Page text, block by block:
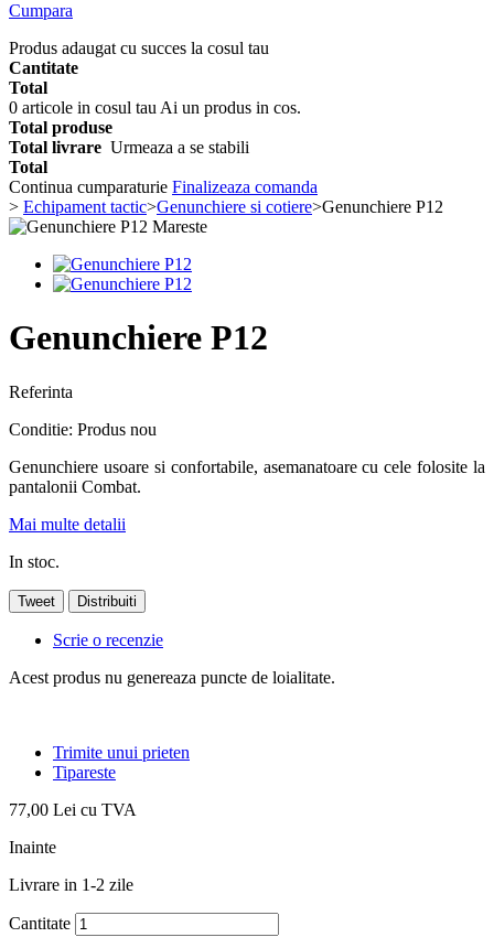
Cumpara
Produs adaugat cu succes la cosul tau
Cantitate
Total
0 articole in cosul tau Ai un produs in cos.
Total produse
Total livrare Urmeaza a se stabili
Total
Continua cumparaturie Finalizeaza comanda
> Echipament tactic>Genunchiere si cotiere>Genunchiere P12
Mareste
Genunchiere P12
Referinta
Conditie: Produs nou
Genunchiere usoare si confortabile, asemanatoare cu cele folosite la
pantalonii Combat.
Mai multe detalii
In stoc.
Tweet Distribuiti
Scrie o recenzie
Acest produs nu genereaza puncte de loialitate.
Trimite unui prieten
Tipareste
77,00 Lei cu TVA
Inainte
Livrare in 1-2 zile
Cantitate